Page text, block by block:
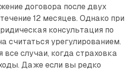
договора после двух
12 месяцев. Однако при
консультация по
считаться урегулированием.
случаи, когда страховка
Даже если вы редко